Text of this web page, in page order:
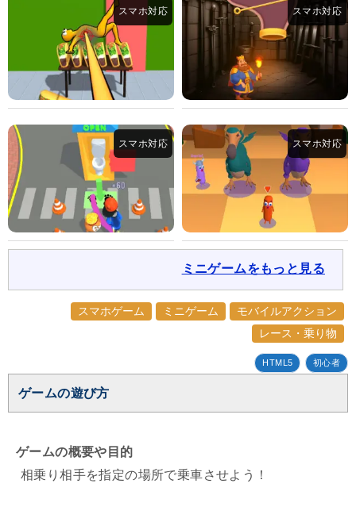
ミニゲームをもっと見る
スマホゲーム ミニゲーム
モバイルアクション
レース・乗り物
HTML5 初心者
ゲームの遊び方
ゲームの概要や目的
相乗り相手を指定の場所で乗車させよう！